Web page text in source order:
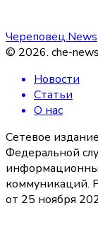
Череповец.News
© 2026. che-
Новости
Статьи
О нас
Сетевое
Федеральной
коммуникаций.
от 25 ноября